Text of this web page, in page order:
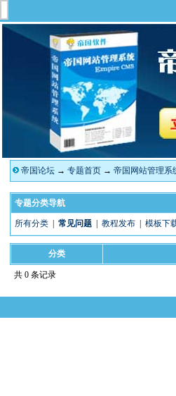
帝国论坛→ 专题首页→ 帝国网站管理系
专题分类导航
所有分类| 常见问题| 教程发布| 模板下
分类
共 0 条记录